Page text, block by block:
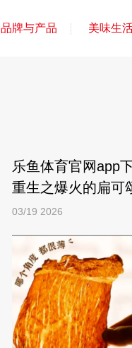
品牌与产品 美味生
乐鱼体育官网app
重生之爆火的扁可
03/19 2026